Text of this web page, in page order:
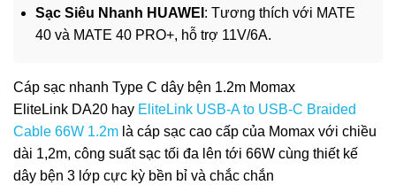
Sạc Siêu Nhanh HUAWEI : Tương thích với MATE
40 và MATE 40 PRO+, hỗ trợ 11V/6A.
Cáp sạc nhanh Type C dây bện 1.2m Momax
EliteLink DA20 hay EliteLink USB-A to USB-C Braided
Cable 66W 1.2m là cáp sạc cao cấp của Momax với chiều
dài 1,2m, công suất sạc tối đa lên tới 66W cùng thiết kế
dây bện 3 lớp cực kỳ bền bỉ và chắc chắn